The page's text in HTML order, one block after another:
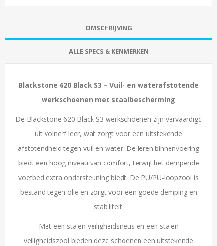
OMSCHRIJVING
ALLE SPECS & KENMERKEN
Blackstone 620 Black S3 – Vuil- en waterafstotende
werkschoenen met staalbescherming
De Blackstone 620 Black S3 werkschoenen zijn vervaardigd
uit volnerf leer, wat zorgt voor een uitstekende
afstotendheid tegen vuil en water. De leren binnenvoering
biedt een hoog niveau van comfort, terwijl het dempende
voetbed extra ondersteuning biedt. De PU/PU-loopzool is
bestand tegen olie en zorgt voor een goede demping en
stabiliteit.
Met een stalen veiligheidsneus en een stalen
veiligheidszool bieden deze schoenen een uitstekende